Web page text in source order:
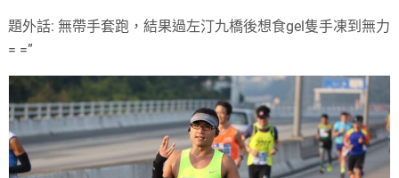
題外話: 無帶手套跑 ，結果過左汀九橋後想食gel隻手凍到無力
= =”